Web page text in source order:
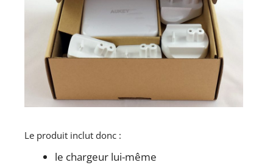
Le produit inclut donc :
le chargeur lui-même